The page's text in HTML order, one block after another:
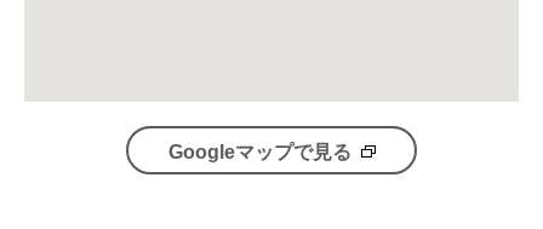
Googleマップで見る